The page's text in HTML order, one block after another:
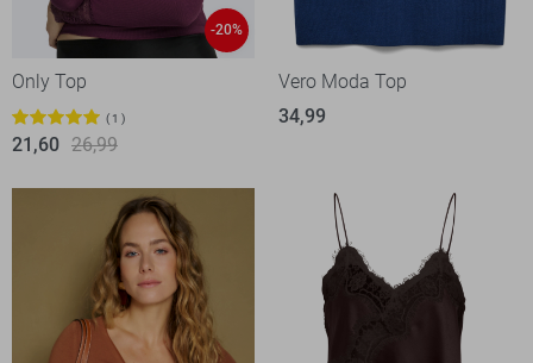
-20%
Only Top
1
21,60 26,99
Vero Moda Top
34,99